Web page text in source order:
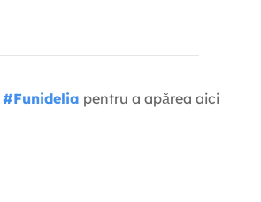
#Funidelia pentru a apărea aici